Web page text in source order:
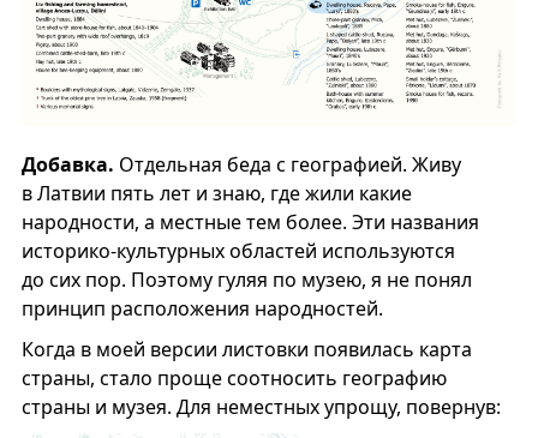
Добавка. Отдельная беда с географией. Живу
в Латвии пять лет и знаю, где жили какие
народности, а местные тем более. Эти названия
историко-культурных областей используются
до сих пор. Поэтому гуляя по музею, я не понял
принцип расположения народностей.
Когда в моей версии листовки появилась карта
страны, стало проще соотносить географию
страны и музея. Для неместных упрощу, повернув: